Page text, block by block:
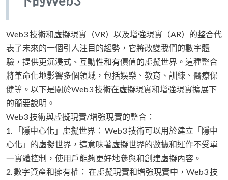
Web3 技術和虛擬現實（VR）以及增強現實（AR）的整合代
表了未來的一個引人注目的趨勢，它將改變我們的數字體
驗，提供更沉浸式、互動性和有價值的虛擬世界。這種整合
將革命化地影響多個領域，包括娛樂、教育、訓練、醫療保
健等。以下是關於Web3 技術在虛擬現實和增強現實擴展下
的簡要說明。
Web3 技術與虛擬現實/增強現實的整合：
1. 「隱中心化」虛擬世界： Web3 技術可以用於建立「隱中
心化」的虛擬世界，這意味著虛擬世界的數據和運作不受單
一實體控制，使用戶能夠更好地參與和創建虛擬內容。
2. 數字資產和擁有權： 在虛擬現實和增強現實中，Web3 技